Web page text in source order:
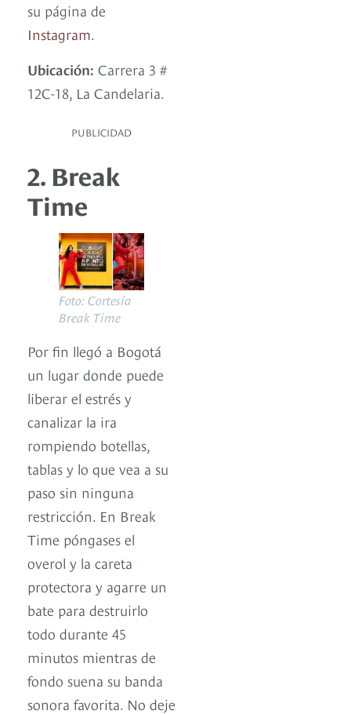
su página de
Instagram.
Ubicación: Carrera 3 #
12C-18, La Candelaria.
PUBLICIDAD
2. Break
Time
Foto: Cortesía
Break Time
Por fin llegó a Bogotá
un lugar donde puede
liberar el estrés y
canalizar la ira
rompiendo botellas,
tablas y lo que vea a su
paso sin ninguna
restricción. En Break
Time póngases el
overol y la careta
protectora y agarre un
bate para destruirlo
todo durante 45
minutos mientras de
fondo suena su banda
sonora favorita. No deje